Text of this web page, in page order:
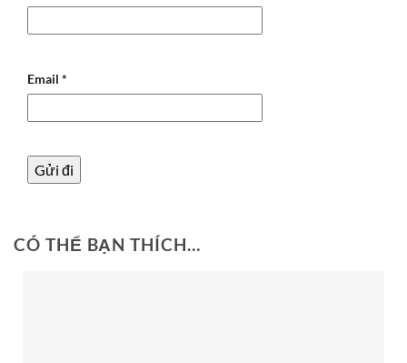
Email *
CÓ THỂ BẠN THÍCH…